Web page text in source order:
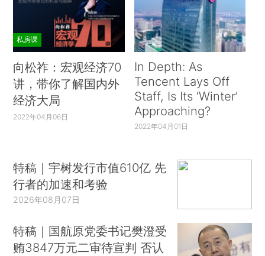
私房课
向松祚：宏观经济70
讲，带你了解国内外
经济大局
2022年04月06日
In Depth: As
Tencent Lays Off
Staff, Is Its ‘Winter’
Approaching?
2022年04月01日
特稿｜宇树发行市值610亿 先
行者的加速和考验
2026年08月07日
特稿｜国航原党委书记樊澄受
贿3847万元二审待宣判 否认